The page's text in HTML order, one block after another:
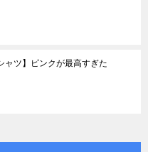
ャツ】ピンクが最高すぎた